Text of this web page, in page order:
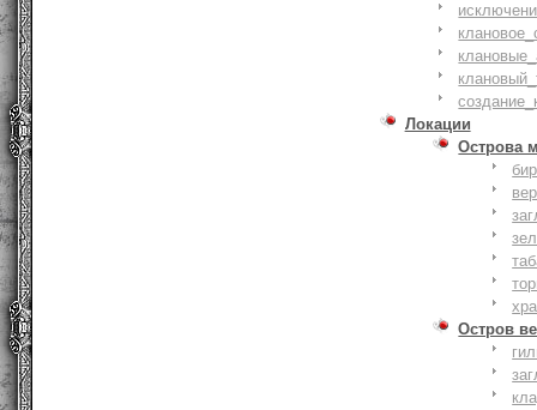
Локации
Острова
Остров